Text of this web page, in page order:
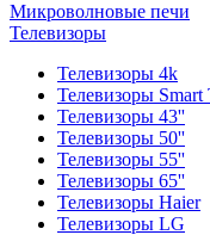
Микроволновые печи
Телевизоры
Телевизоры 4k
Телевизоры
Телевизоры 43''
Телевизоры 50''
Телевизоры 55''
Телевизоры 65''
Телевизоры Haier
Телевизоры LG